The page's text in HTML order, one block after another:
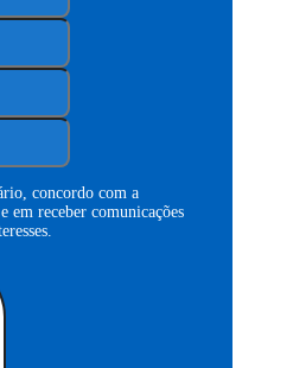
concordo com a
e em receber comunicações